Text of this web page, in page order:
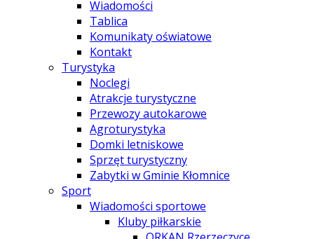
Wiadomości
Tablica
Komunikaty oświatowe
Kontakt
Turystyka
Noclegi
Atrakcje turystyczne
Przewozy autokarowe
Agroturystyka
Domki letniskowe
Sprzęt turystyczny
Zabytki w Gminie Kłomnice
Sport
Wiadomości sportowe
Kluby piłkarskie